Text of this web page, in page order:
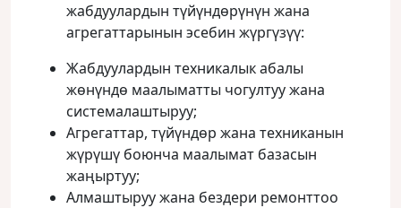
жабдуулардын түйүндөрүнүн жана
агрегаттарынын эсебин жүргүзүү:
Жабдуулардын техникалык абалы
жөнүндө маалыматты чогултуу жана
системалаштыруу;
Агрегаттар, түйүндөр жана техниканын
жүрүшү боюнча маалымат базасын
жаңыртуу;
Алмаштыруу жана бездери ремонттоо